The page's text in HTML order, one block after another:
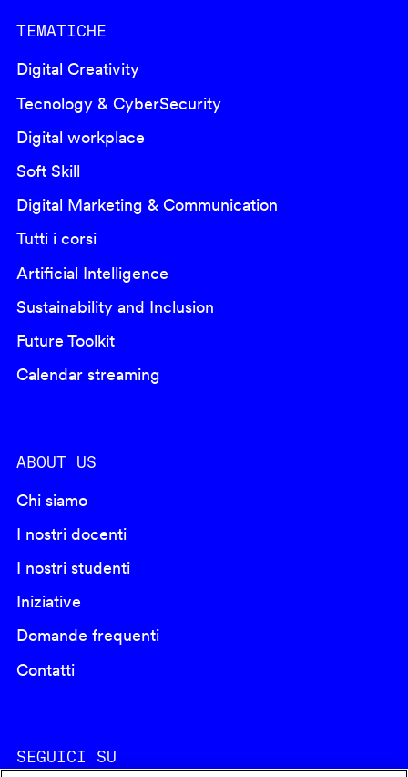
TEMATICHE
Digital Creativity
Tecnology & CyberSecurity
Digital workplace
Soft Skill
Digital Marketing & Communication
Tutti i corsi
Artificial Intelligence
Sustainability and Inclusion
Future Toolkit
Calendar streaming
ABOUT US
Chi siamo
I nostri docenti
I nostri studenti
Iniziative
Domande frequenti
Contatti
SEGUICI SU